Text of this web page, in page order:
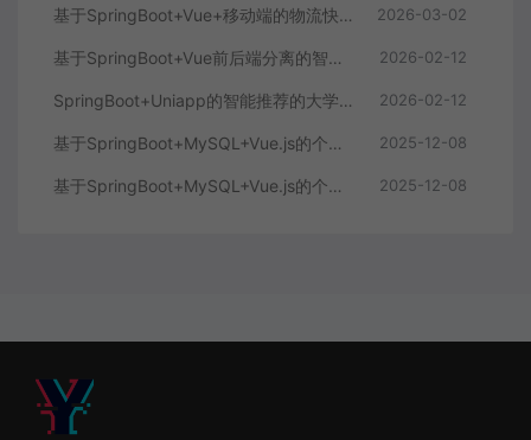
基于SpringBoot+Vue+移动端的物流快递系统 2026-03-02
基于SpringBoot+Vue前后端分离的智能知识库问答系统 2026-02-12
SpringBoot+Uniapp的智能推荐的大学生社交平台 2026-02-12
基于SpringBoot+MySQL+Vue.js的个人健康管理系统(附论文) 2025-12-08
基于SpringBoot+MySQL+Vue.js的个性化推荐电商系统(附论文) 2025-12-08